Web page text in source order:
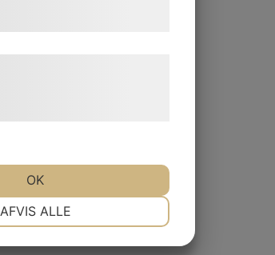
AFVIS ALLE
OK